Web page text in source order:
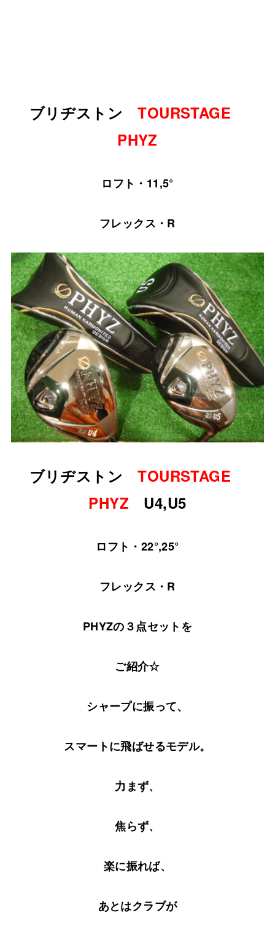
ブリヂストンTOURSTAGE
PHYZ
ロフト・11,5°
フレックス・R
ブリヂストンTOURSTAGE
PHYZ U4,U5
ロフト・22°,25°
フレックス・R
PHYZの３点セットを
ご紹介☆
シャープに振って、
スマートに飛ばせるモデル。
力まず、
焦らず、
楽に振れば、
あとはクラブが